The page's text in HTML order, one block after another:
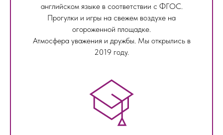
английском языке в соответствии с ФГОС.
Прогулки и игры на свежем воздухе на
огороженной площадке.
Атмосфера уважения и дружбы. Мы открылись в
2019 году.